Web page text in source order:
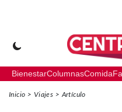
BienestarColumnasComida
Inicio Viajes Artículo